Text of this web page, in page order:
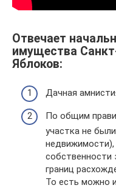
Отвечает
имущества
Яблоков:
Дачная
По общим
участка не
недвижимости),
собственности
границ
То есть можно